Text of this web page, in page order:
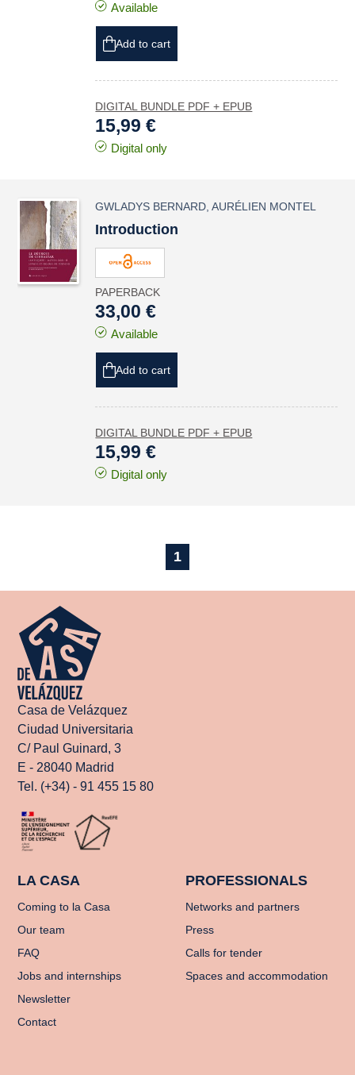
Available
Add to cart
DIGITAL BUNDLE PDF + EPUB
15,99 €
Digital only
GWLADYS BERNARD ,AURÉLIEN MONTEL
Introduction
PAPERBACK
33,00 €
Available
Add to cart
DIGITAL BUNDLE PDF + EPUB
15,99 €
Digital only
1
Casa de Velázquez
Ciudad Universitaria
C/ Paul Guinard, 3
E - 28040 Madrid
Tel. (+34) - 91 455 15 80
LA CASA
Coming to la Casa
Our team
FAQ
Jobs and internships
Newsletter
Contact
PROFESSIONALS
Networks and partners
Press
Calls for tender
Spaces and accommodation